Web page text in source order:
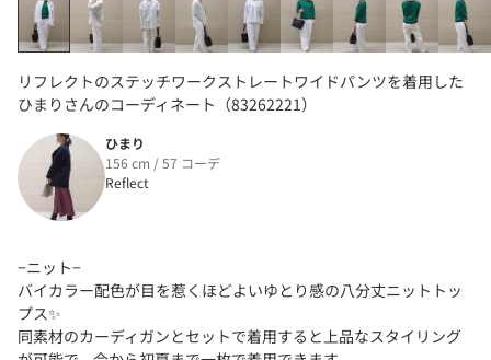
リフレクトのステッチワークストレートワイドパンツを着用した
ひまりさんのコーディネート（83262221）
ひまり
156 cm / 57 コーデ
Reflect
−ニット−
バイカラー配色が目を惹くほどよいゆとり感の八分丈ニットトッ
プス✨
同素材のカーディガンとセットで着用すると上品なスタイリング